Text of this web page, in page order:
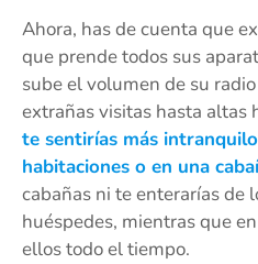
Ahora, has de cuenta que
que prende todos sus
sube el volumen de su
extrañas visitas hasta altas
te sentirías más
habitaciones o en una
cabañas ni te enterarías de
huéspedes, mientras que
ellos todo el tiempo.